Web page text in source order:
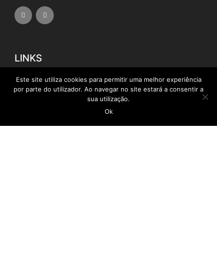
LINKS
Empregar Mais
Câmara Municipal da Calheta
Instituto de Emprego da Madeira
Este site utiliza cookies para permitir uma melhor experiência
por parte do utilizador. Ao navegar no site estará a consentir a
sua utilização.
Ok